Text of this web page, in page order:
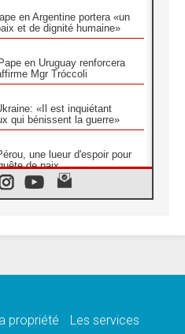
en Argentine portera «un
et de dignité humaine»
en Uruguay renforcera
Mgr Tróccoli
«Il est inquiétant
qui bénissent la guerre»
une lueur d'espoir pour
de paix
en Afrique vers
au Pérou
propriété Les services